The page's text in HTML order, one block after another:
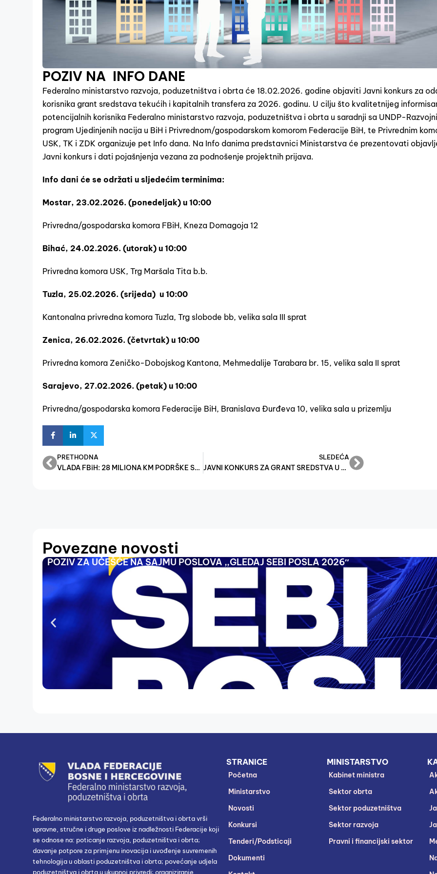
POZIV NA INFO DANE
Federalno ministarstvo razvoja, poduzetništva i obrta će 18.02.2026. godine objaviti Javni konkurs za
korisnika grant sredstava tekućih i kapitalnih transfera za 2026. godinu. U cilju što kvalitetnijeg
potencijalnih korisnika Federalno ministarstvo razvoja, poduzetništva i obrta u saradnji sa UNDP-Razvojni
program Ujedinjenih nacija u BiH i Privrednom/gospodarskom komorom Federacije BiH, te Privrednim
USK, TK i ZDK organizuje pet Info dana. Na Info danima predstavnici Ministarstva će prezentovati
Javni konkurs i dati pojašnjenja vezana za podnošenje projektnih prijava.
Info dani će se održati u sljedećim terminima:
Mostar, 23.02.2026. (ponedeljak) u 10:00
Privredna/gospodarska komora FBiH, Kneza Domagoja 12
Bihać, 24.02.2026. (utorak) u 10:00
Privredna komora USK, Trg Maršala Tita b.b.
Tuzla, 25.02.2026. (srijeda) u 10:00
Kantonalna privredna komora Tuzla, Trg slobode bb, velika sala III sprat
Zenica, 26.02.2026. (četvrtak) u 10:00
Privredna komora Zeničko-Dobojskog Kantona, Mehmedalije Tarabara br. 15, velika sala II sprat
Sarajevo, 27.02.2026. (petak) u 10:00
Privredna/gospodarska komora Federacije BiH, Branislava Đurđeva 10, velika sala u prizemlju
PRETHODNA
VLADA FBiH: 28 MILIONA KM PODRŠKE SEKTORU MALE PRIVREDE S CILJEM JAČANJA KONKURENTNOSTI
SLEDEĆA
JAVNI KONKURS ZA GRANT SREDSTVA U 2026. GODINI
Povezane novosti
POZIV ZA UČEŠĆE NA SAJMU POSLOVA ,,GLEDAJ SEBI POSLA 2026″
Federalno ministarstvo razvoja, poduzetništva i obrta vrši
upravne, stručne i druge poslove iz nadležnosti Federacije koji
se odnose na: poticanje razvoja, poduzetništva i obrta;
davanje potpore za primjenu inovacija i uvođenje suvremenih
tehnologija u oblasti poduzetništva i obrta; povećanje udjela
poduzetništva i obrta u ukupnoj privredi; organiziranje
STRANICE
Početna
Ministarstvo
Novosti
Konkursi
Tenderi/Podsticaji
Dokumenti
MINISTARSTVO
Kabinet ministra
Sektor obrta
Sektor poduzetništva
Sektor razvoja
Pravni i financijski sektor